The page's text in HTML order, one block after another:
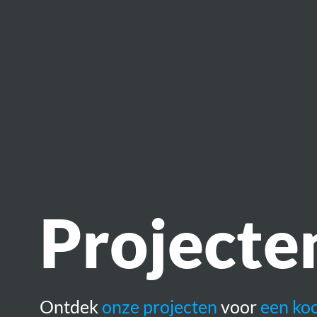
Ontdek onze projecten voor een